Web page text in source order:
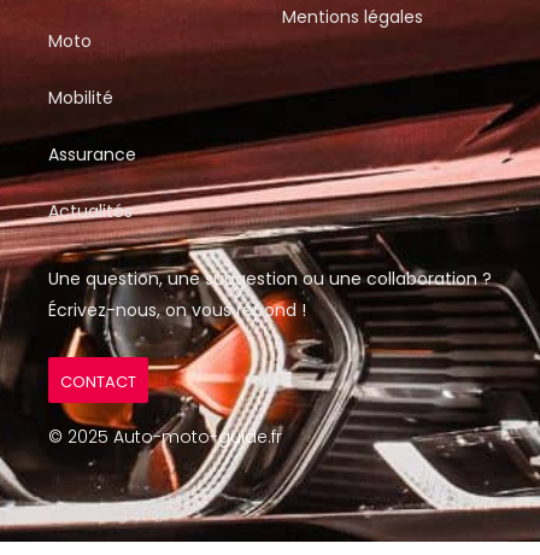
Moto
Mobilité
Assurance
Actualités
Mentions légales
Une question, une suggestion ou une collaboration ?
Écrivez-nous, on vous répond !
CONTACT
© 2025 Auto-moto-guide.fr